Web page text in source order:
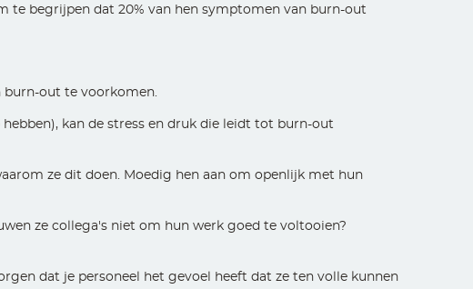
te begrijpen dat 20% van hen symptomen van burn-out
burn-out te voorkomen.
kan de stress en druk die leidt tot burn-out
ze dit doen. Moedig hen aan om openlijk met hun
ze collega's niet om hun werk goed te voltooien?
dat je personeel het gevoel heeft dat ze ten volle kunnen